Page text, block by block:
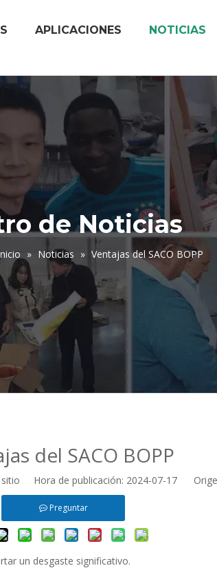
APLICACIONES NOTICIAS
de Noticias
» Noticias » Ventajas del SACO BOPP
del SACO BOPP
Hora de publicación: 2024-07-17
Preguntar
un desgaste significativo.